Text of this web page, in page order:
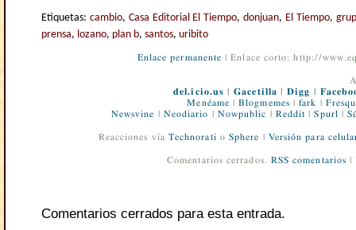
Etiquetas: cambio, Casa Editorial El Tiempo,donjuan, El Tiempo,
prensa, lozano, plan b, santos, uribito
Enlace permanente | Enlace corto: http://
del.icio.us |Gacetilla |Digg |
Menéame |Blogmemes |fark |
Newsvine | Neodiario | Nowpublic | Reddit |Spurl |
Reacciones vía Technorati o Sphere | Versión para
Comentarios cerrados. RSS comentarios |
Comentarios cerrados para esta entrada.